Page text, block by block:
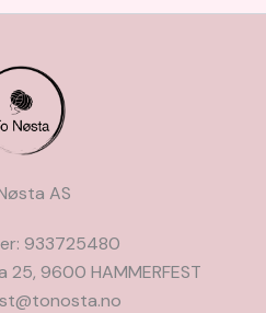
AS
933725480
9600 HAMMERFEST